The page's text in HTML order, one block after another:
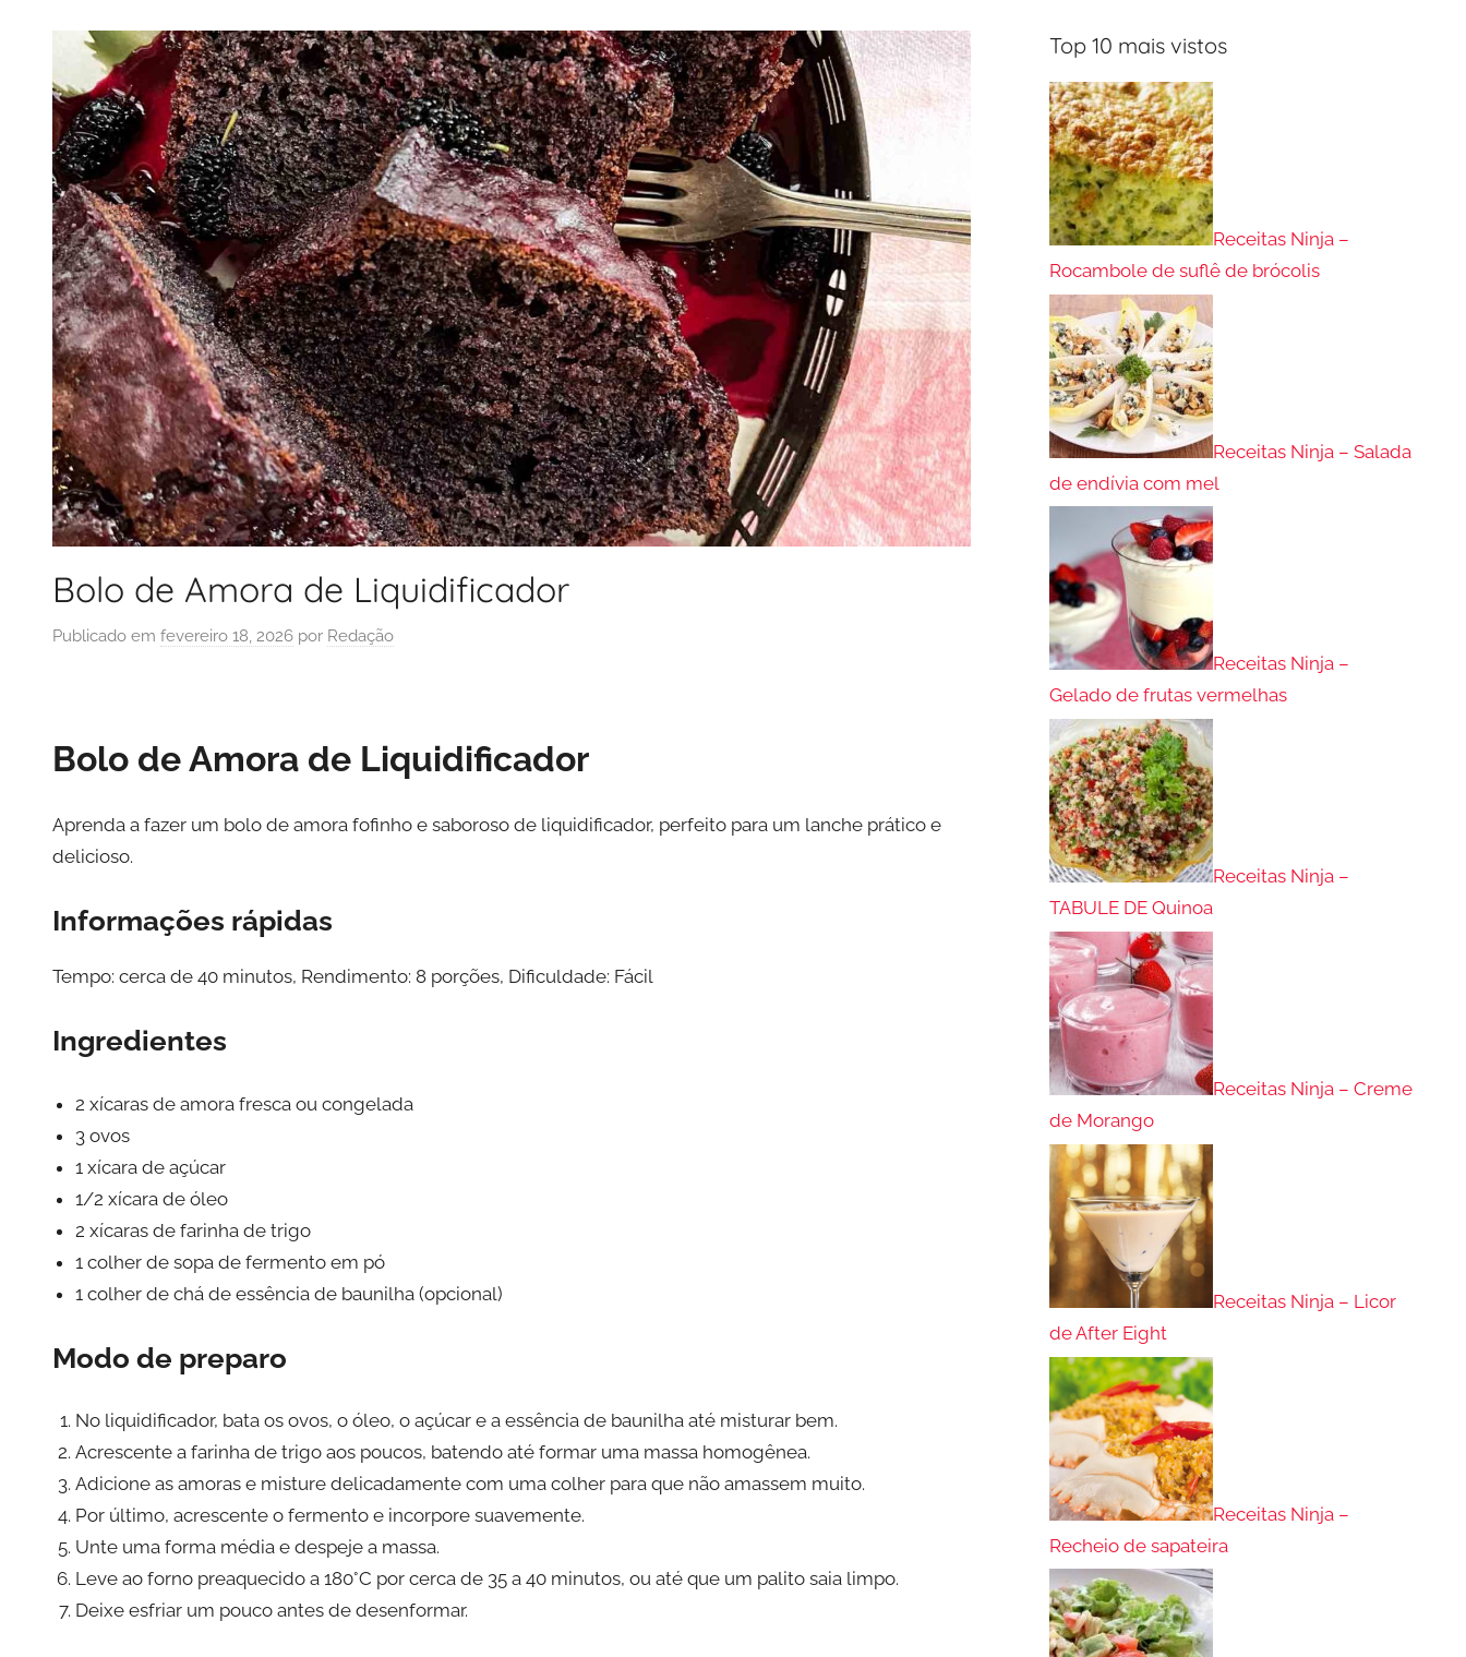
Bolo de Amora de Liquidificador
Publicado em fevereiro 18, 2026 por Redação
Bolo de Amora de Liquidificador
Aprenda a fazer um bolo de amora fofinho e saboroso de liquidificador, perfeito para um lanche prático e
delicioso.
Informações rápidas
Tempo: cerca de 40 minutos, Rendimento: 8 porções, Dificuldade: Fácil
Ingredientes
2 xícaras de amora fresca ou congelada
3 ovos
1 xícara de açúcar
1/2 xícara de óleo
2 xícaras de farinha de trigo
1 colher de sopa de fermento em pó
1 colher de chá de essência de baunilha (opcional)
Modo de preparo
No liquidificador, bata os ovos, o óleo, o açúcar e a essência de baunilha até misturar bem.
Acrescente a farinha de trigo aos poucos, batendo até formar uma massa homogênea.
Adicione as amoras e misture delicadamente com uma colher para que não amassem muito.
Por último, acrescente o fermento e incorpore suavemente.
Unte uma forma média e despeje a massa.
Leve ao forno preaquecido a 180°C por cerca de 35 a 40 minutos, ou até que um palito saia limpo.
Deixe esfriar um pouco antes de desenformar.
Top 10 mais vistos
Receitas Ninja –
Rocambole de suflê de brócolis
Receitas Ninja – Salada
de endívia com mel
Receitas Ninja –
Gelado de frutas vermelhas
Receitas Ninja –
TABULE DE Quinoa
Receitas Ninja – Creme
de Morango
Receitas Ninja – Licor
de After Eight
Receitas Ninja –
Recheio de sapateira